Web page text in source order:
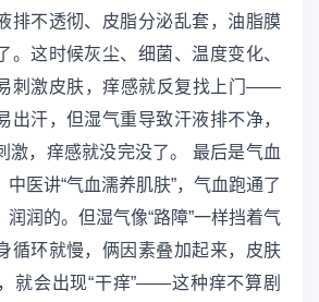
排不透彻、皮脂分泌乱套，油脂膜
。这时候灰尘、细菌、温度变化、
刺激皮肤，痒感就反复找上门——
出汗，但湿气重导致汗液排不净，
激，痒感就没完没了。 最后是气血
医讲“气血濡养肌肤”，气血跑通了
润润的。但湿气像“路障”一样挡着气
循环就慢，俩因素叠加起来，皮肤
就会出现“干痒”——这种痒不算剧